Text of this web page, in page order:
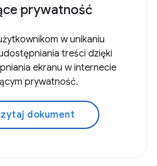
prywatność
w unikaniu
treści dzięki
ekranu w internecie
prywatność.
dokument